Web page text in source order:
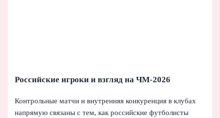
Российские игроки и взгляд на ЧМ-2026
Контрольные матчи и внутренняя конкуренция в клубах
напрямую связаны с тем, как российские футболисты